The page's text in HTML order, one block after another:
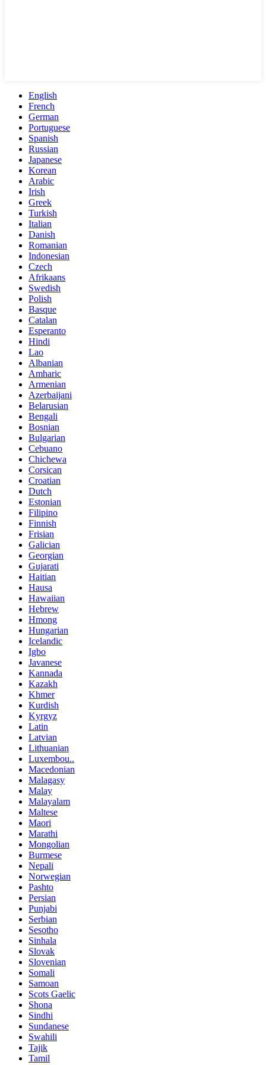
English
French
German
Portuguese
Spanish
Russian
Japanese
Korean
Arabic
Irish
Greek
Turkish
Italian
Danish
Romanian
Indonesian
Czech
Afrikaans
Swedish
Polish
Basque
Catalan
Esperanto
Hindi
Lao
Albanian
Amharic
Armenian
Azerbaijani
Belarusian
Bengali
Bosnian
Bulgarian
Cebuano
Chichewa
Corsican
Croatian
Dutch
Estonian
Filipino
Finnish
Frisian
Galician
Georgian
Gujarati
Haitian
Hausa
Hawaiian
Hebrew
Hmong
Hungarian
Icelandic
Igbo
Javanese
Kannada
Kazakh
Khmer
Kurdish
Kyrgyz
Latin
Latvian
Lithuanian
Luxembou..
Macedonian
Malagasy
Malay
Malayalam
Maltese
Maori
Marathi
Mongolian
Burmese
Nepali
Norwegian
Pashto
Persian
Punjabi
Serbian
Sesotho
Sinhala
Slovak
Slovenian
Somali
Samoan
Scots Gaelic
Shona
Sindhi
Sundanese
Swahili
Tajik
Tamil